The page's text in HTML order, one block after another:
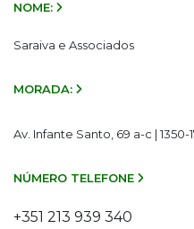
NOME:
Saraiva e Associados
MORADA:
Av. Infante Santo, 69 a-c | 1350-
NÚMERO TELEFONE
+351 213 939 340